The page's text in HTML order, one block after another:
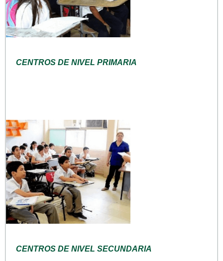
CENTROS DE NIVEL PRIMARIA
CENTROS DE NIVEL SECUNDARIA